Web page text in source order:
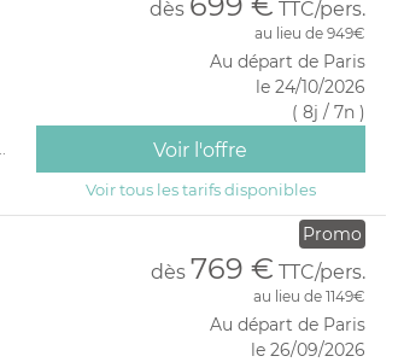
dès TTC/pers.
au lieu de 949€
Au départ de Paris
le 24/10/2026
( 8j / 7n )
Voir l'offre
Voir tous les tarifs disponibles
Promo
dès769 € TTC/pers.
au lieu de 1149€
Au départ de Paris
le 26/09/2026